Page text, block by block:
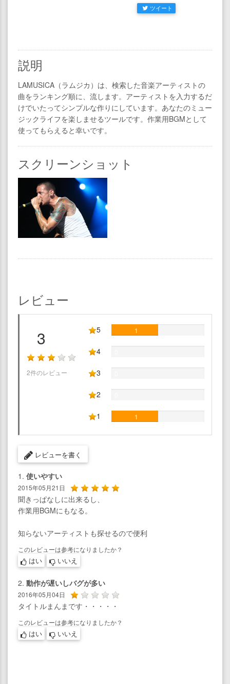
ツイート
説明
LAMUSICA（ラムジカ）は、検索した音楽アーティストの
曲をランキング順に、流します。アーティストを入力するだ
けでいたってシンプルな作りにしています。あなたのミュー
ジックライフを楽しませるツールです。作業用BGMとして
使ってもらえると幸いです。
スクリーンショット
レビュー
3
2件のレビュー
5 1
4
3
2
1 1
レビューを書く
1. 使いやすい
2015年05月21日
聞きっぱなしに出来るし、
作業用BGMにもなる。
知らないアーティストも探せるので便利
このレビューは参考になりましたか？
はい いいえ
2. 動作が遅いしバグが多い
2016年05月04日
タイトルまんまです・・・・・
このレビューは参考になりましたか？
はい いいえ